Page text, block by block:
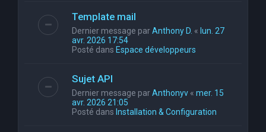
Template mail
Dernier message parAnthony D. « lun. 27
avr. 2026 17:54
Posté dans Espace développeurs
Sujet API
Dernier message parAnthonyv « mer. 15
avr. 2026 21:05
Posté dans Installation & Configuration